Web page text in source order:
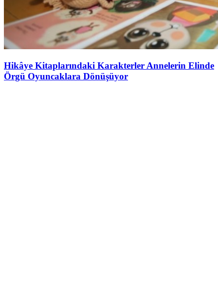
Hikâye Kitaplarındaki Karakterler Annelerin Elinde
Örgü Oyuncaklara Dönüşüyor